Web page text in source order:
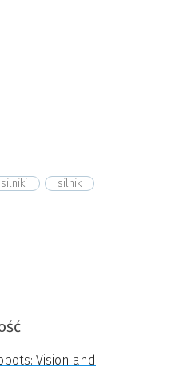
silniki
silnik
Vision and